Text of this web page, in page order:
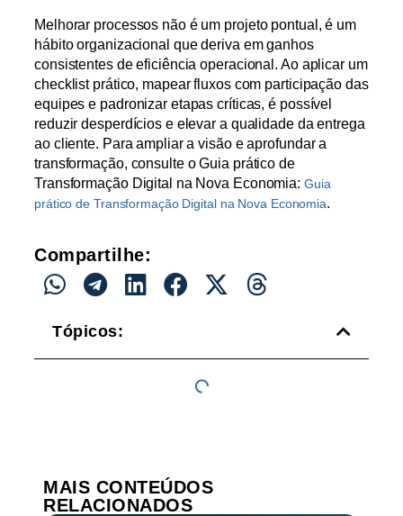
Melhorar processos não é um projeto pontual, é um
hábito organizacional que deriva em ganhos
consistentes de eficiência operacional. Ao aplicar um
checklist prático, mapear fluxos com participação das
equipes e padronizar etapas críticas, é possível
reduzir desperdícios e elevar a qualidade da entrega
ao cliente. Para ampliar a visão e aprofundar a
transformação, consulte o Guia prático de
Transformação Digital na Nova Economia: Guia
prático de Transformação Digital na Nova Economia.
Compartilhe:
Tópicos:
MAIS CONTEÚDOS
RELACIONADOS